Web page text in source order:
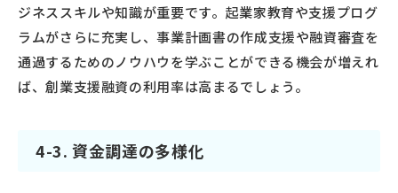
ジネススキルや知識が重要です。起業家教育や支援プログ
ラムがさらに充実し、事業計画書の作成支援や融資審査を
通過するためのノウハウを学ぶことができる機会が増えれ
ば、創業支援融資の利用率は高まるでしょう。
4-3. 資金調達の多様化